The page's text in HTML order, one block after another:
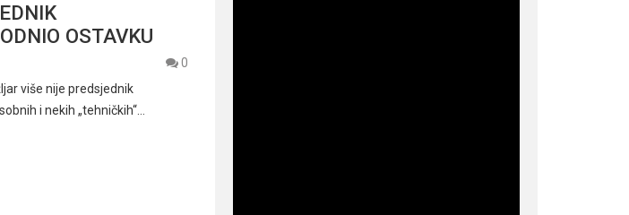
OSTAVKU
0
više nije predsjednik
i nekih „tehničkih“…